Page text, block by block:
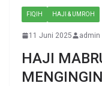
FIQIH HAJI & UMROH
11 Juni 2025 admin
HAJI